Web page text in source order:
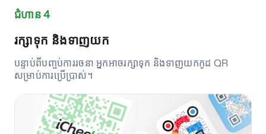
ជំហាន 4
រក្សាទុក និងទាញយក
បន្ទាប់ពីបញ្ចប់ការរចនា អ្នកអាចរក្សាទុក និងទាញយកកូដ QR
សម្រាប់ការប្រើប្រាស់។